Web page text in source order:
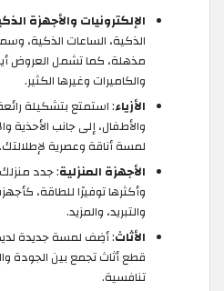
الإلكترونيات والأجهزة
الذكية، الساعات الذكية،
مذهلة، كما تشمل العروض
والكاميرات وغيرها الكثير.
الأزياء: استمتع بتشكيلة
والأطفال، إلى جانب
لمسة أناقة وعصرية لإطلالتك.
الأجهزة المنزلية: جدد
وأكثرها توفيرًا للطاقة،
والتبريد، والمزيد.
الأثاث: أضِف لمسة جديدة
قطع أثاث تجمع بين الجودة
تنافسية.